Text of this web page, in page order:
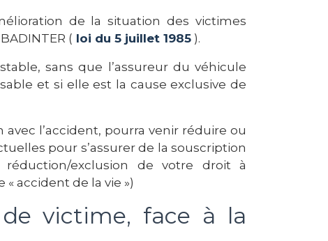
de la situation des victimes
( loi du 5 juillet 1985 ).
sans que l’assureur du véhicule
et si elle est la cause exclusive de
l’accident, pourra venir réduire ou
pour s’assurer de la souscription
exclusion de votre droit à
accident de la vie »)
victime, face à la